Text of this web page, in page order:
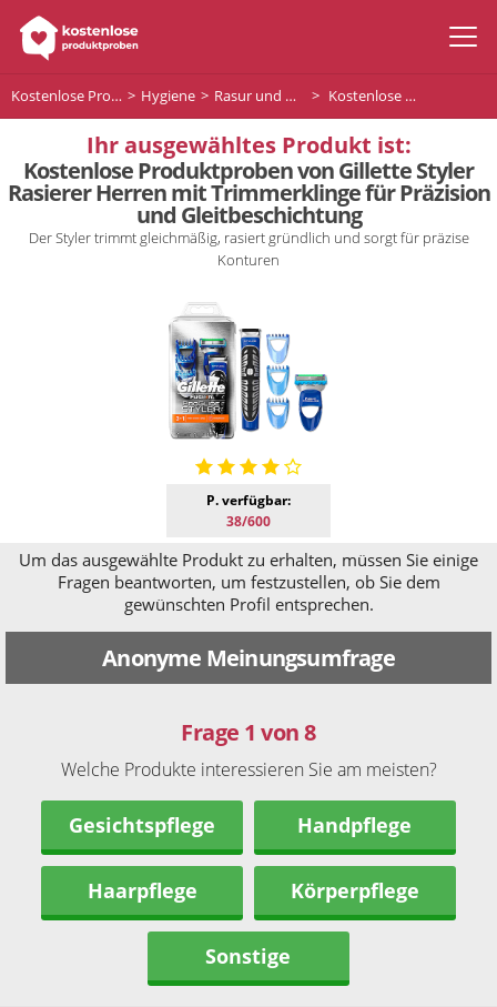
Kostenlose Produktproben Hygiene Rasur und Haarentfernung Kostenlose Produktproben von Gillette Styler Rasierer Herren mit Trimmerklinge für Präzision und Gleitbeschichtung
Ihr ausgewähltes Produkt ist:
Kostenlose Produktproben von Gillette Styler
Rasierer Herren mit Trimmerklinge für Präzision
und Gleitbeschichtung
Der Styler trimmt gleichmäßig, rasiert gründlich und sorgt für präzise
Konturen
P. verfügbar:
38/600
Anonyme Meinungsumfrage
Um das ausgewählte Produkt zu erhalten, müssen Sie einige
Fragen beantworten, um festzustellen, ob Sie dem
gewünschten Profil entsprechen.
Frage 1 von 8
Welche Produkte interessieren Sie am meisten?
Gesichtspflege Handpflege
Haarpflege Körperpflege
Sonstige